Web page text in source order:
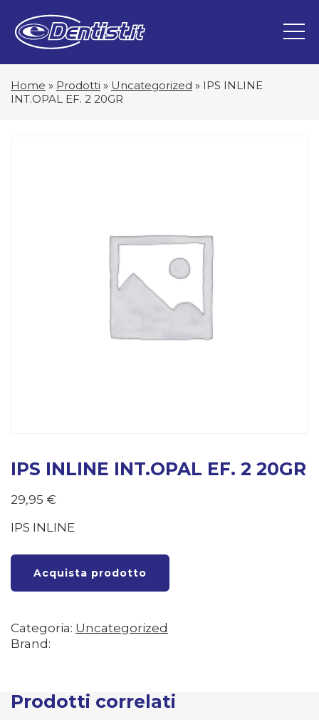
Home » Prodotti » Uncategorized » IPS INLINE
INT.OPAL EF. 2 20GR
IPS INLINE INT.OPAL EF. 2 20GR
29,95 €
IPS INLINE
Acquista prodotto
Categoria: Uncategorized
Brand:
Prodotti correlati